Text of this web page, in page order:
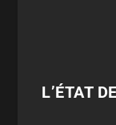
L’ÉTAT